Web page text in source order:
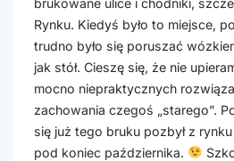
Rynku. Kiedyś było to miejsce,
trudno było się poruszać
jak stół. Cieszę się, że nie
mocno niepraktycznych
zachowania czegoś „starego”.
się już tego bruku pozbył z
pod koniec października.